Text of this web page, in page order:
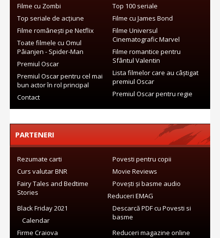
Filme cu Zombi
Top 100 seriale
Top seriale de acțiune
Filme cu James Bond
Filme românești pe Netflix
Filme Universul
Cinematografic Marvel
Toate filmele cu Omul
Pâianjen - Spider-Man
Filme romantice pentru
Sfântul Valentin
Premiul Oscar
Lista filmelor care au câștigat
premiul Oscar
Premiul Oscar pentru cel mai
bun actor în rol principal
Premiul Oscar pentru regie
Contact
PARTENERI
Rezumate carti
Povesti pentru copii
Curs valutar BNR
Movie Reviews
Fairy Tales and Bedtime
Stories
Povești și basme audio
Reduceri EMAG
Descarcă PDF cu Povesti si
basme
Black Friday 2021
Calendar
Firme Craiova
Reduceri magazine online